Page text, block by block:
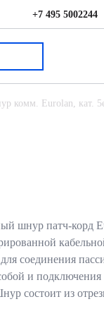
+7 495 5002244
комм. Eurolan, кат.
шнур патч-корд
соединения
и подключения
состоит из